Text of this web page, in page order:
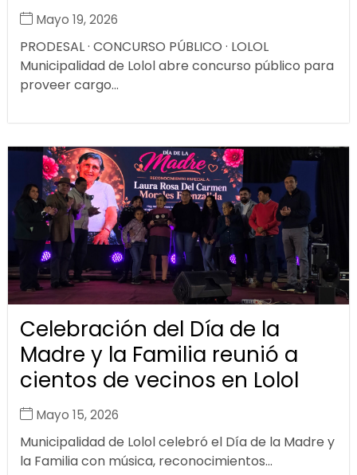
Mayo 19, 2026
PRODESAL · CONCURSO PÚBLICO · LOLOL
Municipalidad de Lolol abre concurso público para
proveer cargo...
Celebración del Día de la
Madre y la Familia reunió a
cientos de vecinos en Lolol
Mayo 15, 2026
Municipalidad de Lolol celebró el Día de la Madre y
la Familia con música, reconocimientos...